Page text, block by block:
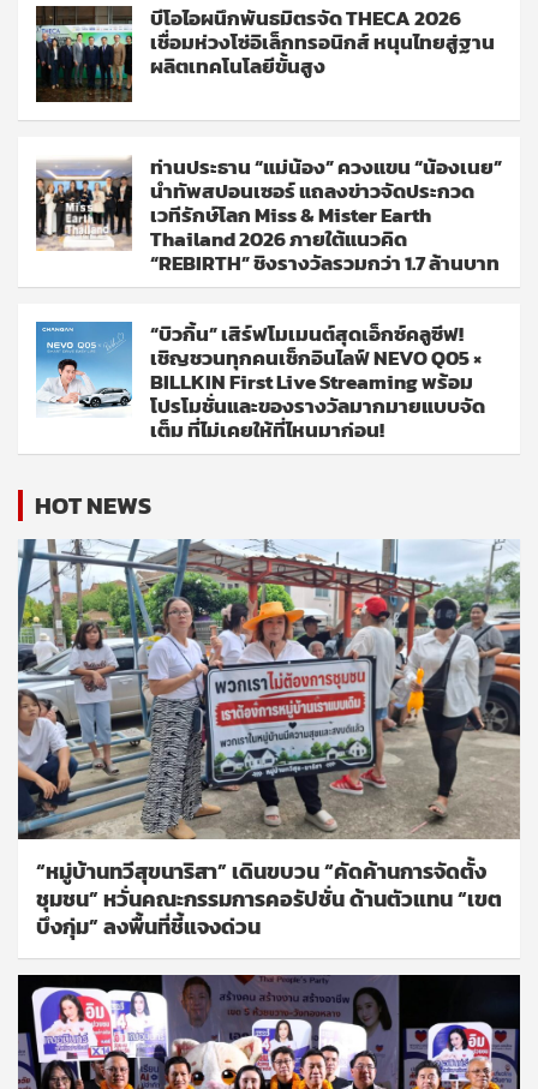
บีโอไอผนึกพันธมิตรจัด THECA 2026
เชื่อมห่วงโซ่อิเล็กทรอนิกส์ หนุนไทยสู่ฐาน
ผลิตเทคโนโลยีขั้นสูง
ท่านประธาน “แม่น้อง” ควงแขน “น้องเนย”
นำทัพสปอนเซอร์ แถลงข่าวจัดประกวด
เวทีรักษ์โลก Miss & Mister Earth
Thailand 2026 ภายใต้แนวคิด
“REBIRTH” ชิงรางวัลรวมกว่า 1.7 ล้านบาท
“บิวกิ้น” เสิร์ฟโมเมนต์สุดเอ็กซ์คลูซีฟ!
เชิญชวนทุกคนเช็กอินไลฟ์ NEVO Q05 ×
BILLKIN First Live Streaming พร้อม
โปรโมชั่นและของรางวัลมากมายแบบจัด
เต็ม ที่ไม่เคยให้ที่ไหนมาก่อน!
HOT NEWS
“หมู่บ้านทวีสุขนาริสา” เดินขบวน “คัดค้านการจัดตั้ง
ชุมชน” หวั่นคณะกรรมการคอรัปชั่น ด้านตัวแทน “เขต
บึงกุ่ม” ลงพื้นที่ชี้แจงด่วน